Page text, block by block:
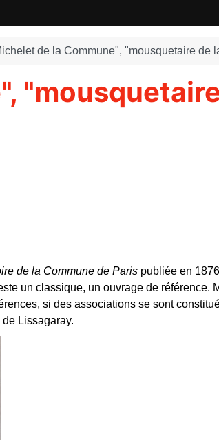
de la Commune", "mousquetaire de
de la Commune de Paris publiée en
un classique, un ouvrage de référence.
si des associations se sont
Lissagaray.